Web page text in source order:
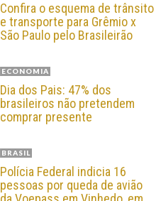
Confira o esquema de trânsito
e transporte para Grêmio x
São Paulo pelo Brasileirão
ECONOMIA
Dia dos Pais: 47% dos
brasileiros não pretendem
comprar presente
BRASIL
Polícia Federal indicia 16
pessoas por queda de avião